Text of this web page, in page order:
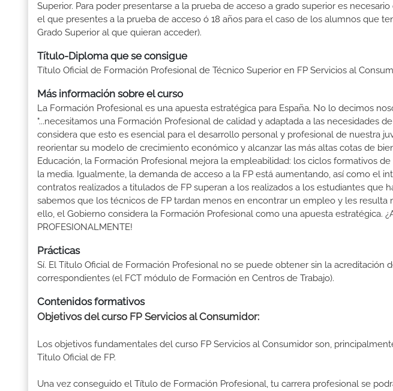
Superior. Para poder presentarse a la prueba de acceso a grado superior es
el que presentes a la prueba de acceso ó 18 años para el caso de los alumnos que
Grado Superior al que quieran acceder).
Título-Diploma que se consigue
Título Oficial de Formación Profesional de Técnico Superior en FP Servicios al
Más información sobre el curso
La Formación Profesional es una apuesta estratégica para España. No lo decimos
"...necesitamos una Formación Profesional de calidad y adaptada a las necesidades
considera que esto es esencial para el desarrollo personal y profesional de nuestra
reorientar su modelo de crecimiento económico y alcanzar las más altas cotas de
Educación, la Formación Profesional mejora la empleabilidad: los ciclos formativos
la media. Igualmente, la demanda de acceso a la FP está aumentando, así como el
contratos realizados a titulados de FP superan a los realizados a los estudiantes que
sabemos que los técnicos de FP tardan menos en encontrar un empleo y les resulta
ello, el Gobierno considera la Formación Profesional como una apuesta estratégica. ¿A
PROFESIONALMENTE!
Prácticas
Sí. El Título Oficial de Formación Profesional no se puede obtener sin la acreditación
correspondientes (el FCT módulo de Formación en Centros de Trabajo).
Contenidos formativos
Objetivos del curso FP Servicios al Consumidor:
Los objetivos fundamentales del curso FP Servicios al Consumidor son,
Titulo Oficial de FP.
Una vez conseguido el Título de Formación Profesional, tu carrera profesional se